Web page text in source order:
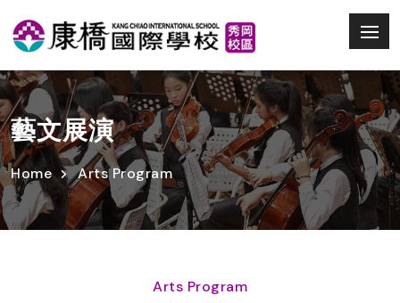
藝文展演
Home Arts Program
Arts Program